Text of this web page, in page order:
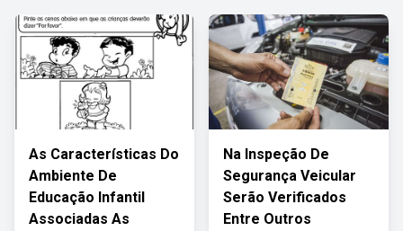
As Características Do
Ambiente De
Educação Infantil
Associadas As
Na Inspeção De
Segurança Veicular
Serão Verificados
Entre Outros